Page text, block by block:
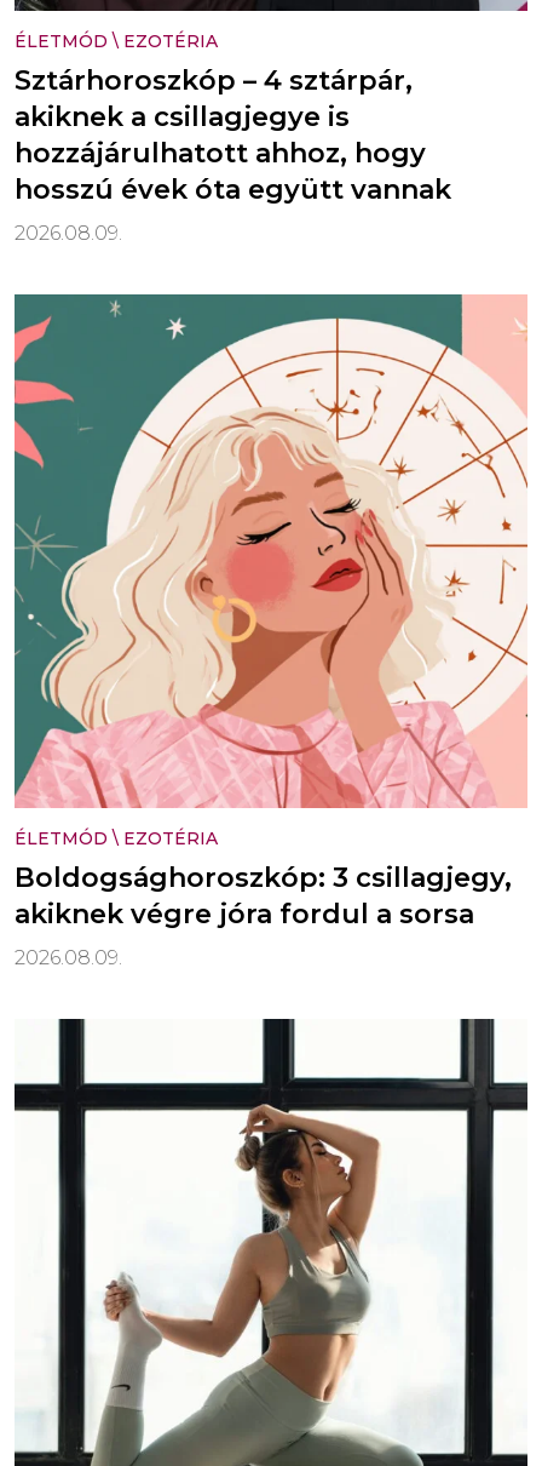
ÉLETMÓD \ EZOTÉRIA
Sztárhoroszkóp – 4 sztárpár,
akiknek a csillagjegye is
hozzájárulhatott ahhoz, hogy
hosszú évek óta együtt vannak
2026.08.09.
ÉLETMÓD \ EZOTÉRIA
Boldogsághoroszkóp: 3 csillagjegy,
akiknek végre jóra fordul a sorsa
2026.08.09.